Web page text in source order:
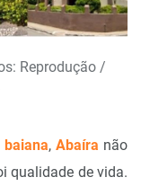
Reprodução /
, Abaíra não
qualidade de vida.